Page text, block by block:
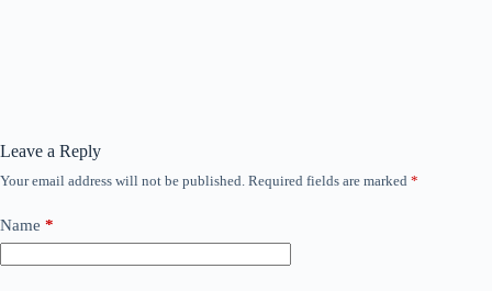
Leave a Reply
Your email address will not be published. Required fields are marked *
Name *